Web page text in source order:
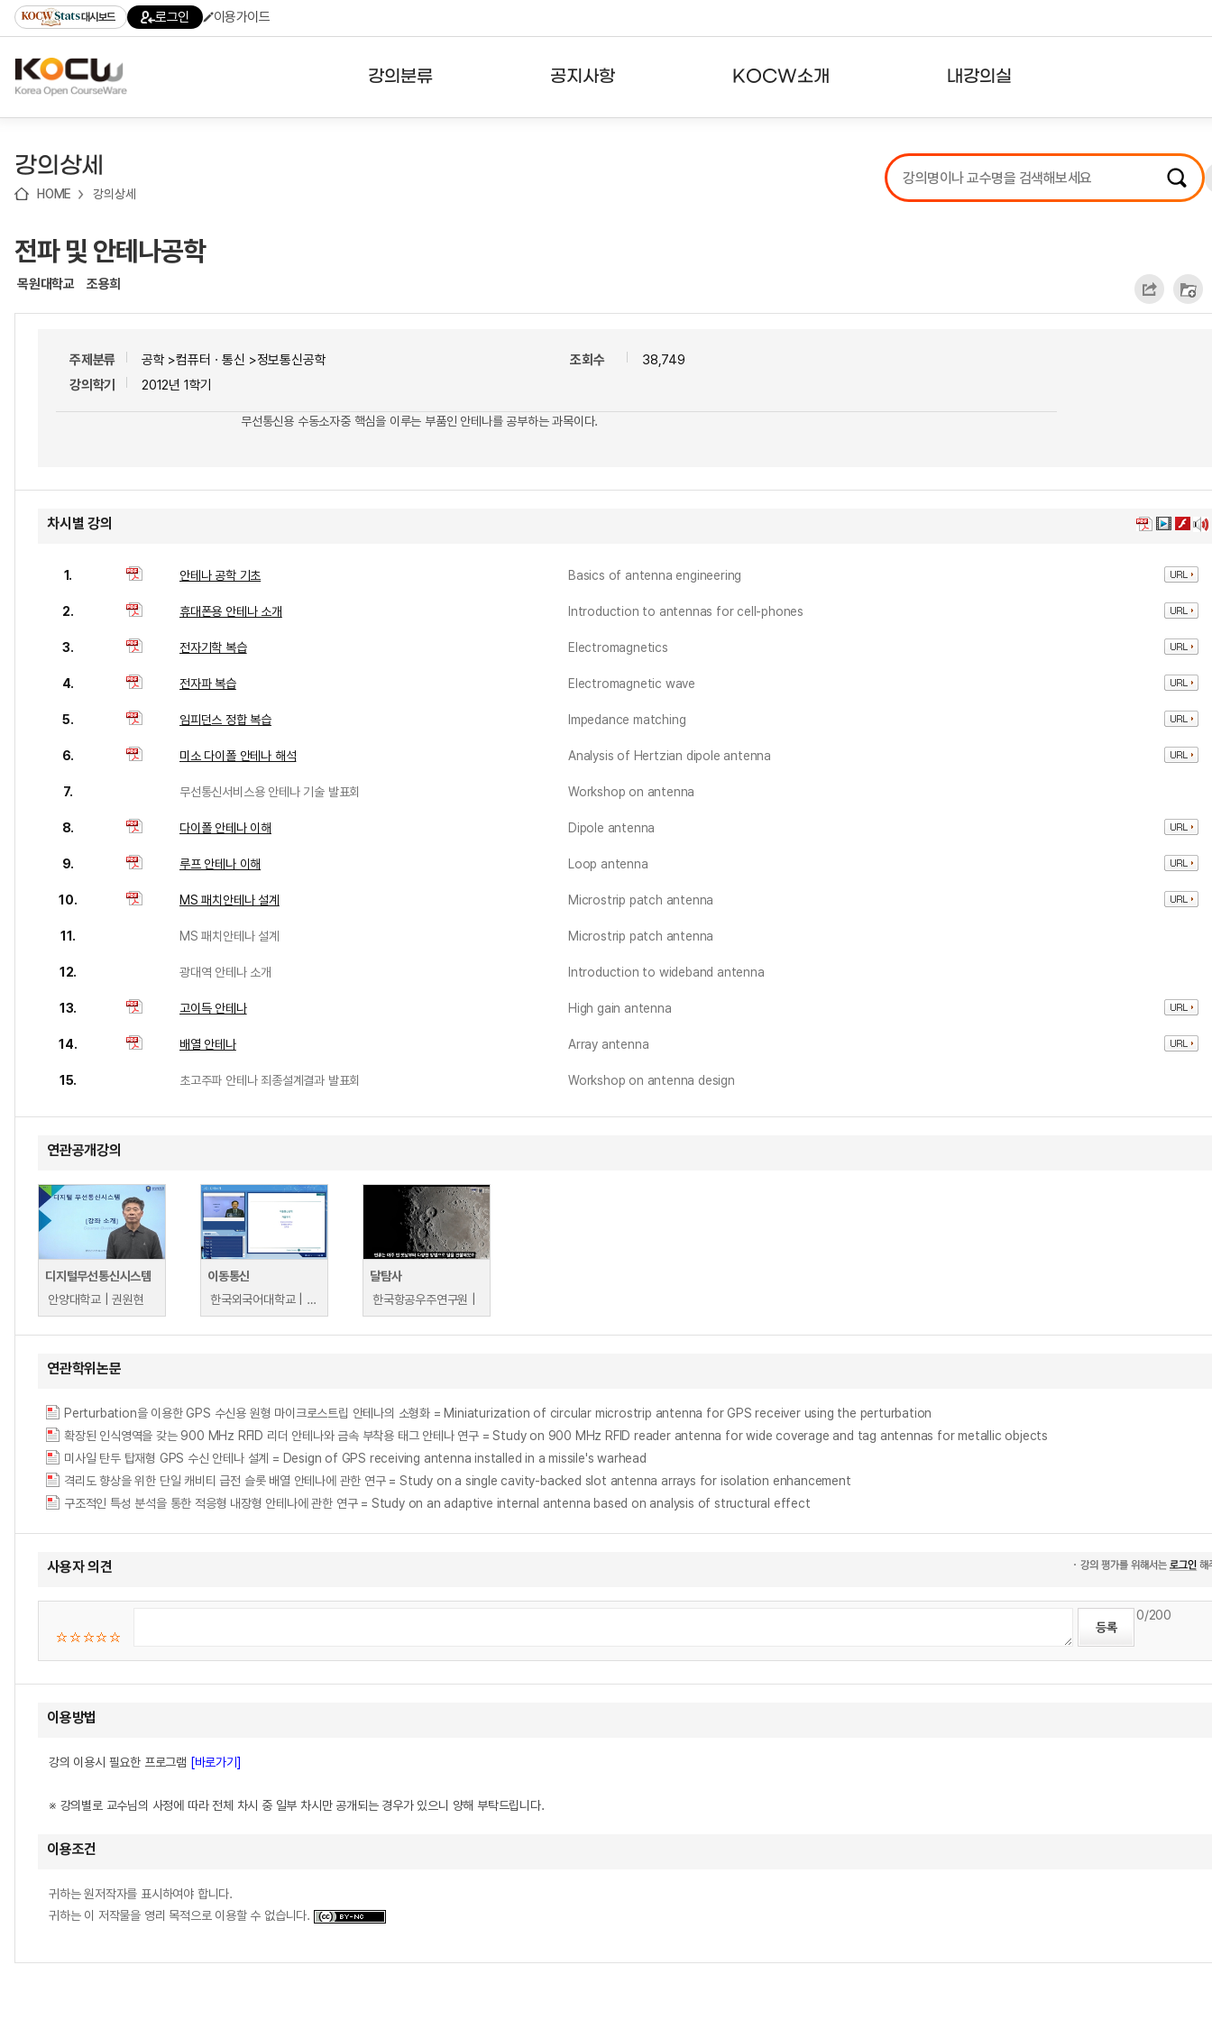
기
기
기
content)
가
대시보드 로그인 이용가이드
강의분류 공지사항 KOCW소개 내강의실
강의리스트
수강확인증강의
강의상세
HOME 강의상세
전파 및 안테나공학
목원대학교 조용희
주제분류
공학 >컴퓨터ㆍ통신 >정보통신공학
강의학기
2012년 1학기
조회수 38,749
무선통신용 수동소자중 핵심을 이루는 부품인 안테나를 공부하는 과목이다.
차시별 강의
1. 안테나 공학 기초 Basics of antenna engineering
2. 휴대폰용 안테나 소개 Introduction to antennas for cell-phones
3. 전자기학 복습 Electromagnetics
4. 전자파 복습 Electromagnetic wave
5. 임피던스 정합 복습 Impedance matching
6. 미소 다이폴 안테나 해석 Analysis of Hertzian dipole antenna
7. 무선통신서비스용 안테나 기술 발표회 Workshop on antenna
8. 다이폴 안테나 이해 Dipole antenna
9. 루프 안테나 이해 Loop antenna
10. MS 패치안테나 설계 Microstrip patch antenna
11. MS 패치안테나 설계 Microstrip patch antenna
12. 광대역 안테나 소개 Introduction to wideband antenna
13. 고이득 안테나 High gain antenna
14. 배열 안테나 Array antenna
15. 초고주파 안테나 죄종설계결과 발표회 Workshop on antenna design
연관공개강의
디지털무선통신시스템
안양대학교 | 권원현
이동통신
한국외국어대학교 | 김희동
달탐사
한국항공우주연구원 |
연관학위논문
Perturbation을 이용한 GPS 수신용 원형 마이크로스트립 안테나의 소형화 = Miniaturization of circular microstrip antenna for GPS receiver using the perturbation
확장된 인식영역을 갖는 900 MHz RFID 리더 안테나와 금속 부착용 태그 안테나 연구 = Study on 900 MHz RFID reader antenna for wide coverage and tag antennas for metallic objects
미사일 탄두 탑재형 GPS 수신 안테나 설계 = Design of GPS receiving antenna installed in a missile's warhead
격리도 향상을 위한 단일 캐비티 급전 슬롯 배열 안테나에 관한 연구 = Study on a single cavity-backed slot antenna arrays for isolation enhancement
구조적인 특성 분석을 통한 적응형 내장형 안테나에 관한 연구 = Study on an adaptive internal antenna based on analysis of structural effect
사용자 의견
0/200
이용방법
강의 이용시 필요한 프로그램 [바로가기]
※ 강의별로 교수님의 사정에 따라 전체 차시 중 일부 차시만 공개되는 경우가 있으니 양해 부탁드립니다.
이용조건
귀하는 원저작자를 표시하여야 합니다.
귀하는 이 저작물을 영리 목적으로 이용할 수 없습니다.